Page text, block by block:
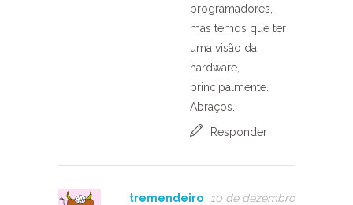
programadores,
mas temos que ter
uma visão da
hardware,
principalmente.
Abraços.
Responder
tremendeiro
10 de dezembro